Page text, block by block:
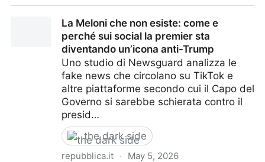
“Deepfake pericolosi, colpiscono tutti”
La Meloni che non esiste: come e
perché sui social la premier sta
diventando un’icona anti-Trump
Uno studio di Newsguard analizza le
fake news che circolano su TikTok e
altre piattaforme secondo cui il Capo del
Governo si sarebbe schierata contro il
presid…
the dark side
repubblica.it · May 5, 2026